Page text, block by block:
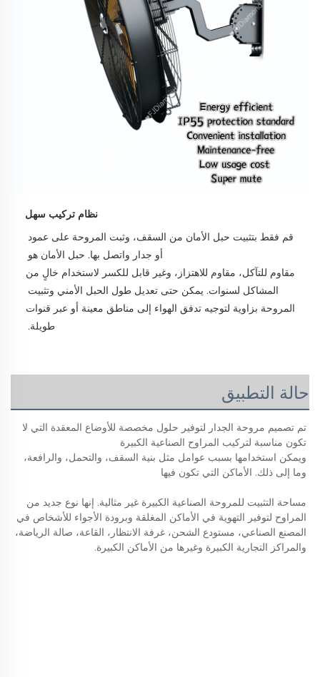
نظام تركيب سهل
أو جدار واتصل بها. حبل الأمان هو
طويلة.
حالة التطبيق
تكون مناسبة لتركيب المراوح الصناعية الكبيرة
وما إلى ذلك. الأماكن التي تكون فيها
والمراكز التجارية الكبيرة وغيرها من الأماكن الكبيرة.